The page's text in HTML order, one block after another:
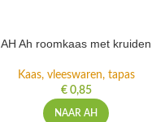
AH Ah roomkaas met kruiden
Kaas, vleeswaren, tapas
€0,85
NAAR AH